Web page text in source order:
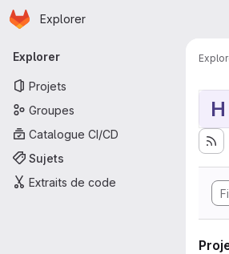
Passer au contenu principal
Page d'accueil
Explorer
Navigation principale
Explorer
Projets
Groupes
Catalogue CI/CD
Sujets
Extraits de code
H